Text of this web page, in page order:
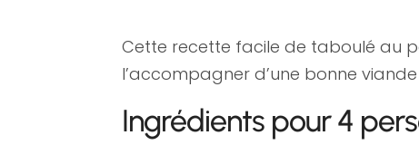
Cette recette facile de taboulé au
l’accompagner d’une bonne
Ingrédients pour 4